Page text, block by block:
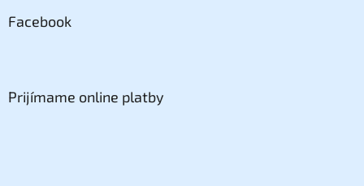
Facebook
Prijímame online platby